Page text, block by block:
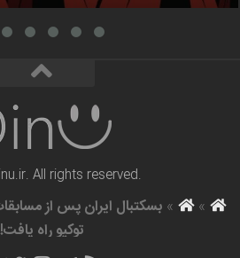
All rights reserved.
»
»
توکیو راه یافت!